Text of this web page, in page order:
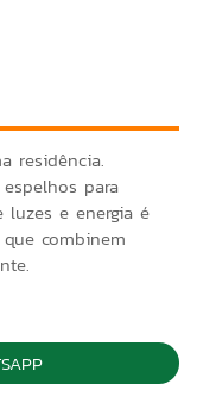
residência.
para
e energia é
combinem